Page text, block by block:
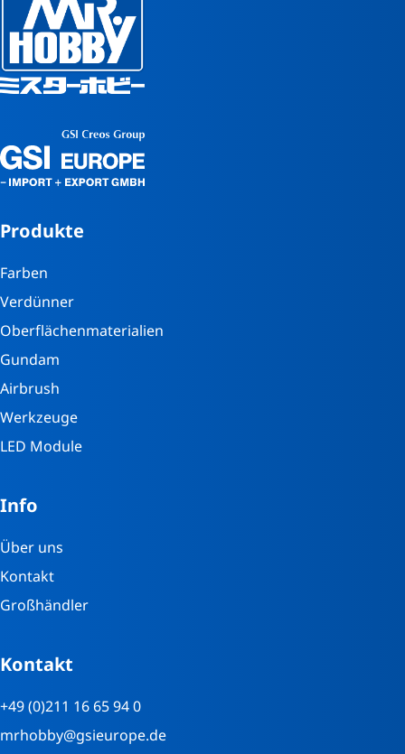
Produkte
Farben
Verdünner
Oberflächenmaterialien
Gundam
Airbrush
Werkzeuge
LED Module
Info
Über uns
Kontakt
Großhändler
Kontakt
+49 (0)211 16 65 94 0
mrhobby@gsieurope.de